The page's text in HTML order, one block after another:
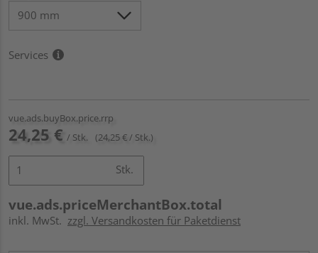
Services
vue.ads.buyBox.price.rrp
24,25 € / Stk. (24,25 € / Stk.)
Stk.
vue.ads.priceMerchantBox.total
inkl. MwSt. zzgl. Versandkosten für Paketdienst